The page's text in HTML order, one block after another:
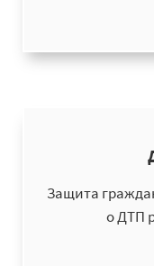
Защита
о ДТП